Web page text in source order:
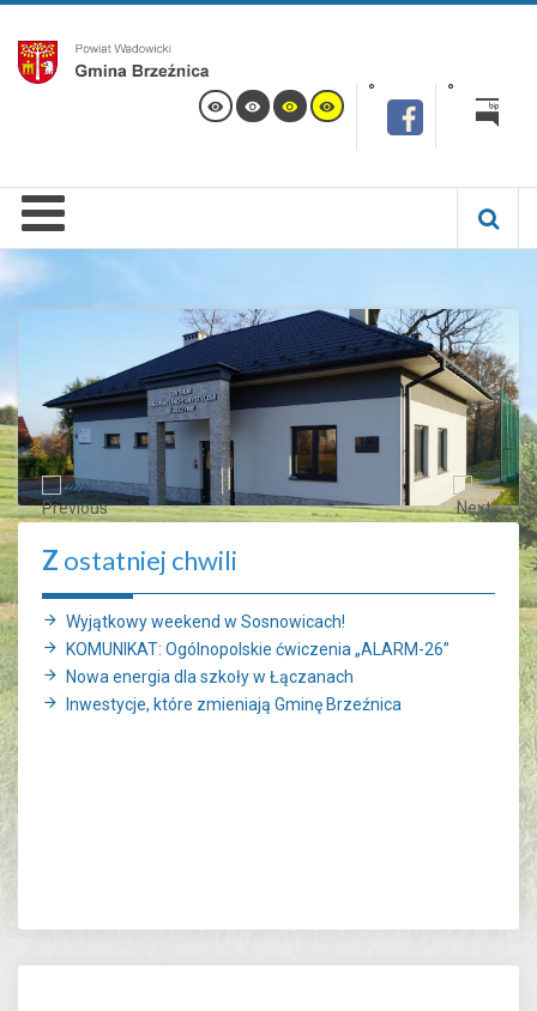
Z ostatniej chwili
Wyjątkowy weekend w Sosnowicach!
KOMUNIKAT: Ogólnopolskie ćwiczenia „ALARM-26”
Nowa energia dla szkoły w Łączanach
Inwestycje, które zmieniają Gminę Brzeźnica